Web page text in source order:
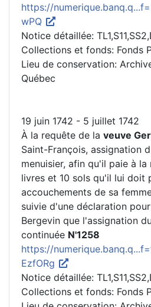
https://
wPQ
Notice détaillée:
Collections et fonds: Fonds
Lieu de conservation:
Québec
19 juin 1742 - 5 juillet 1742
À la requête de la veuve
Saint-François, assignation
menuisier, afin qu'il paie à
livres et 10 sols qu'il lui doit
accouchements de sa
suivie d'une déclaration
Bergevin que l'assignation
continuée N'1258
https://
EzfORg
Notice détaillée:
Collections et fonds: Fonds